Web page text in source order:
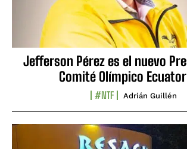
Jefferson Pérez es el nuevo
Comité Olímpico
#NTF Adrián Guillén